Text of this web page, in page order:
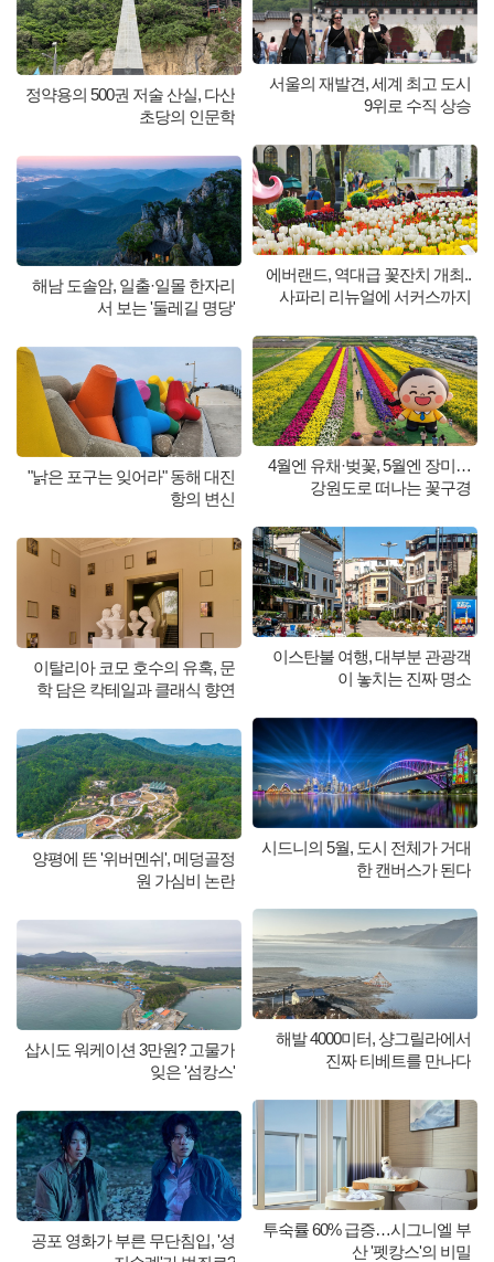
정약용의 500권 저술 산실, 다산
초당의 인문학
해남 도솔암, 일출·일몰 한자리
서 보는 '둘레길 명당'
"낡은 포구는 잊어라" 동해 대진
항의 변신
이탈리아 코모 호수의 유혹, 문
학 담은 칵테일과 클래식 향연
양평에 뜬 '위버멘쉬', 메덩골정
원 가심비 논란
삽시도 워케이션 3만원? 고물가
잊은 '섬캉스'
공포 영화가 부른 무단침입, '성
서울의 재발견, 세계 최고 도시
9위로 수직 상승
에버랜드, 역대급 꽃잔치 개최..
사파리 리뉴얼에 서커스까지
4월엔 유채·벚꽃, 5월엔 장미…
강원도로 떠나는 꽃구경
이스탄불 여행, 대부분 관광객
이 놓치는 진짜 명소
시드니의 5월, 도시 전체가 거대
한 캔버스가 된다
해발 4000미터, 샹그릴라에서
진짜 티베트를 만나다
투숙률 60% 급증…시그니엘 부
산 '펫캉스'의 비밀